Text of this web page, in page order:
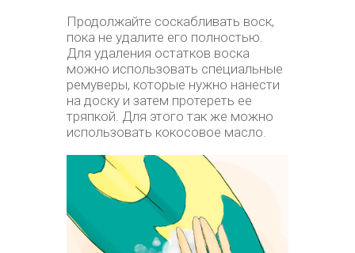
Продолжайте соскабливать воск,
пока не удалите его полностью.
Для удаления остатков воска
можно использовать специальные
ремуверы, которые нужно нанести
на доску и затем протереть ее
тряпкой. Для этого так же можно
использовать кокосовое масло.